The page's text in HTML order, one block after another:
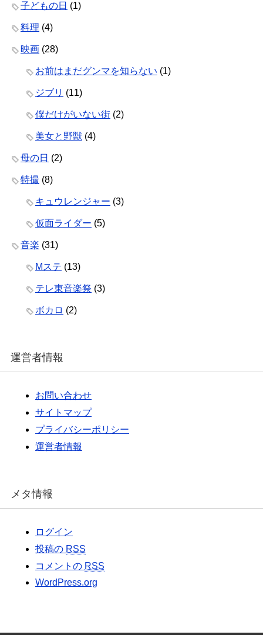
子どもの日 (1)
料理 (4)
映画 (28)
お前はまだグンマを知らない (1)
ジブリ (11)
僕だけがいない街 (2)
美女と野獣 (4)
母の日 (2)
特撮 (8)
キュウレンジャー (3)
仮面ライダー (5)
音楽 (31)
Mステ (13)
テレ東音楽祭 (3)
ボカロ (2)
運営者情報
お問い合わせ
サイトマップ
プライバシーポリシー
運営者情報
メタ情報
ログイン
投稿の RSS
コメントの RSS
WordPress.org